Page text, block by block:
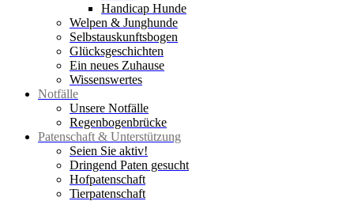
Handicap Hunde
Welpen & Junghunde
Selbstauskunftsbogen
Glücksgeschichten
Ein neues Zuhause
Wissenswertes
Notfälle
Unsere Notfälle
Regenbogenbrücke
Patenschaft & Unterstützung
Seien Sie aktiv!
Dringend Paten gesucht
Hofpatenschaft
Tierpatenschaft